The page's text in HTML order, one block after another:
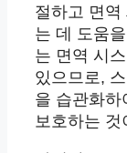
절하고 면역
는 데 도움
는 면역 시
있으므로,
을 습관화하
보호하는